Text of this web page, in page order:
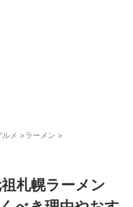
メ >ラーメン >
札幌ラーメン